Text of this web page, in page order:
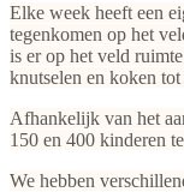
Elke week heeft een
tegenkomen op het
is er op het veld
knutselen en koken tot
Afhankelijk van het
150 en 400 kinderen
We hebben